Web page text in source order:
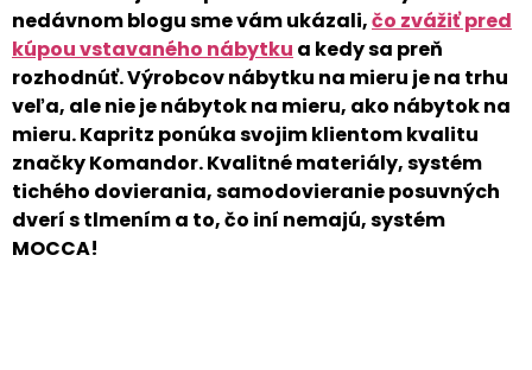
nedávnom blogu sme vám ukázali,čo zvážiť pred
kúpou vstavaného nábytku a kedy sa preň
rozhodnúť. Výrobcov nábytku na mieru je na trhu
veľa, ale nie je nábytok na mieru, ako nábytok na
mieru. Kapritz ponúka svojim klientom kvalitu
značky Komandor. Kvalitné materiály, systém
tichého dovierania, samodovieranie posuvných
dverí s tlmením a to, čo iní nemajú, systém
MOCCA!